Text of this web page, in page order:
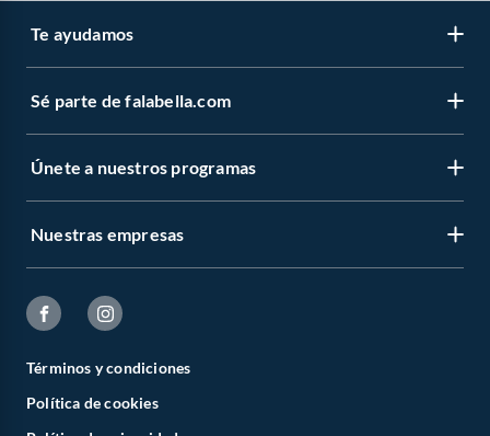
Te ayudamos
Sé parte de falabella.com
Únete a nuestros programas
Nuestras empresas
Términos y condiciones
Política de cookies